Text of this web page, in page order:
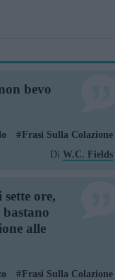
bevo
Frasi Sulla Colazione
Di W.C. Fields
ore,
alle
Frasi Sulla Colazione